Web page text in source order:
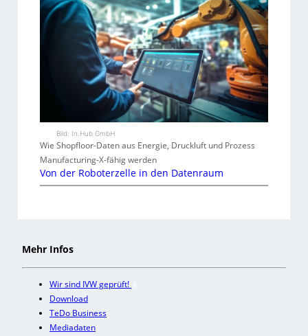
Bild: In.Hub GmbH
Wie Shopfloor-Daten aus Energie, Druckluft und Prozess
Manufacturing-X-fähig werden
Von der Roboterzelle in den Datenraum
Mehr Infos
Wir sind IVW geprüft!
Download
TeDo Business
Mediadaten